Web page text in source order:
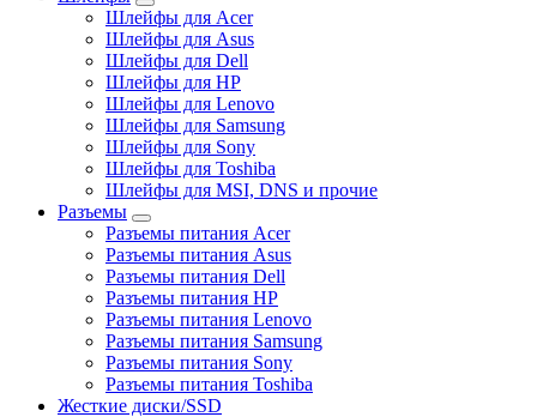
Шлейфы для Acer
Шлейфы для Asus
Шлейфы для Dell
Шлейфы для HP
Шлейфы для Lenovo
Шлейфы для Samsung
Шлейфы для Sony
Шлейфы для Toshiba
Шлейфы для MSI, DNS и прочие
Разъемы
Разъемы питания Acer
Разъемы питания Asus
Разъемы питания Dell
Разъемы питания HP
Разъемы питания Lenovo
Разъемы питания Samsung
Разъемы питания Sony
Разъемы питания Toshiba
Жесткие диски/SSD